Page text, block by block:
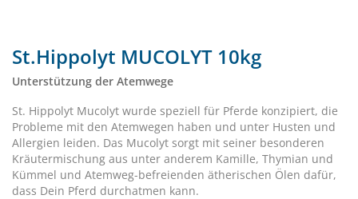
St.Hippolyt MUCOLYT 10kg
Unterstützung der Atemwege
St. Hippolyt Mucolyt wurde speziell für Pferde konzipiert, die
Probleme mit den Atemwegen haben und unter Husten und
Allergien leiden. Das Mucolyt sorgt mit seiner besonderen
Kräutermischung aus unter anderem Kamille, Thymian und
Kümmel und Atemweg-befreienden ätherischen Ölen dafür,
dass Dein Pferd durchatmen kann.